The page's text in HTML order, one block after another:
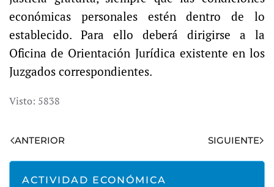
económicas personales estén dentro de lo
establecido. Para ello deberá dirigirse a la
Oficina de Orientación Jurídica existente en los
Juzgados correspondientes.
Visto: 5838
ANTERIOR SIGUIENTE
ACTIVIDAD ECONÓMICA